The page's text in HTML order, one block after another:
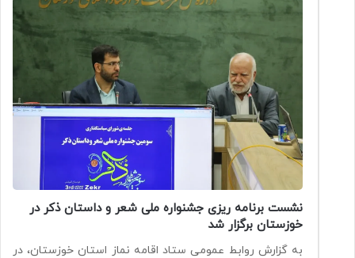
نشست برنامه ریزی جشنواره ملی شعر و داستان ذکر در
خوزستان برگزار شد
به گزارش روابط عمومی ستاد اقامه نماز استان خوزستان، در